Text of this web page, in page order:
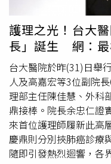
甜而不膩。即使是西裝
用緞面材質柔化線條，
SPEEDCAT Etoile／
歸！SKECHERS聯名把
夏天另一雙不能錯過的
彩虹小熊聯名系列。隨
燒，陪伴許多人長大的
SKECHERS 將品牌舒
粉嫩配色、彩虹圖騰及
更兼顧日常穿著需求。
人氣鞋型，其中成人款
護理之光！台大
長」誕生 網：最
台大醫院於昨(31)日舉
人及高嘉宏等3位副院
理部主任陳佳慧、外科
鼎接棒。院長余忠仁證
來首位護理師履新此高
慶鼎則分別挾肺癌診療
隨即引發熱烈迴響，各